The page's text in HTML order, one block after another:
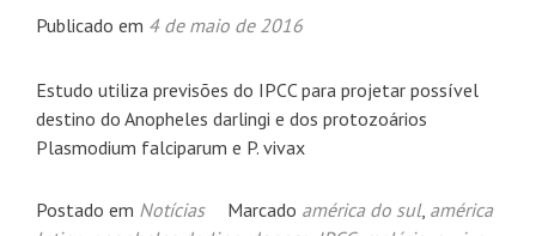
Publicado em 4 de maio de 2016
Estudo utiliza previsões do IPCC para projetar possível
destino do Anopheles darlingi e dos protozoários
Plasmodium falciparum e P. vivax
Postado em Notícias Marcado américa do sul, américa